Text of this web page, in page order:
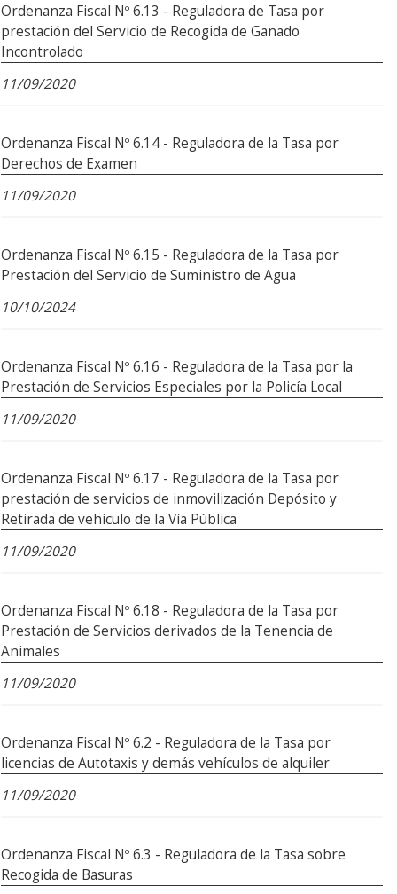
Ordenanza Fiscal Nº 6.13 - Reguladora de Tasa por
prestación del Servicio de Recogida de Ganado
Incontrolado
11/09/2020
Ordenanza Fiscal Nº 6.14 - Reguladora de la Tasa por
Derechos de Examen
11/09/2020
Ordenanza Fiscal Nº 6.15 - Reguladora de la Tasa por
Prestación del Servicio de Suministro de Agua
10/10/2024
Ordenanza Fiscal Nº 6.16 - Reguladora de la Tasa por la
Prestación de Servicios Especiales por la Policía Local
11/09/2020
Ordenanza Fiscal Nº 6.17 - Reguladora de la Tasa por
prestación de servicios de inmovilización Depósito y
Retirada de vehículo de la Vía Pública
11/09/2020
Ordenanza Fiscal Nº 6.18 - Reguladora de la Tasa por
Prestación de Servicios derivados de la Tenencia de
Animales
11/09/2020
Ordenanza Fiscal Nº 6.2 - Reguladora de la Tasa por
licencias de Autotaxis y demás vehículos de alquiler
11/09/2020
Ordenanza Fiscal Nº 6.3 - Reguladora de la Tasa sobre
Recogida de Basuras